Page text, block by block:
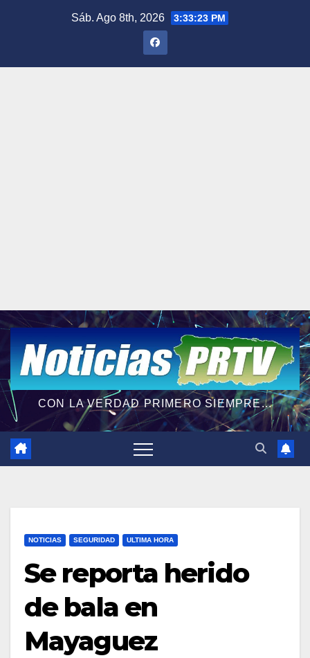
Sáb. Ago 8th, 2026 3:33:24 PM
CON LA VERDAD PRIMERO SIEMPRE...
NOTICIAS SEGURIDAD ULTIMA HORA
Se reporta herido
de bala en
Mayaguez